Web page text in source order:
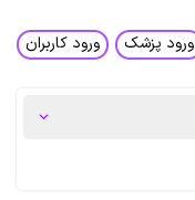
ورود پزشک ورود کاربران